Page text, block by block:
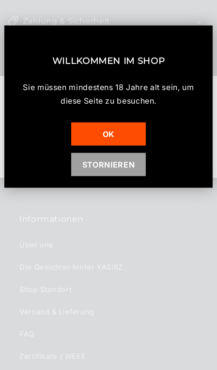
k
l
a
Zahlung & Sicherheit
Kundenbewertungen
Schreiben Sie die erste Bewertung
Bewertung schreiben
Informationen
Über uns
Die Gesichter hinter YASIRZ
Shop Standort
Versand & Lieferung
FAQ
Zertifikate / WEEE
WILLKOMMEN IM SHOP
Sie müssen mindestens 18 Jahre alt sein, um
diese Seite zu besuchen.
OK
STORNIEREN